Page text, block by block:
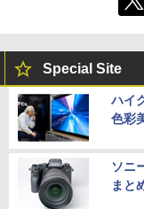
Special Site
ハイ
色彩
ソニ
まと